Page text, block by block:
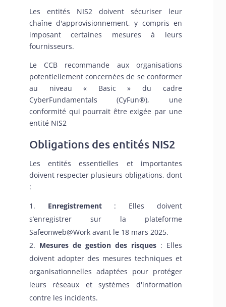
Les entités NIS2 doivent sécuriser leur
chaîne d'approvisionnement, y compris en
imposant certaines mesures à leurs
fournisseurs.
Le CCB recommande aux organisations
potentiellement concernées de se conformer
au niveau « Basic » du cadre
CyberFundamentals (CyFun®), une
conformité qui pourrait être exigée par une
entité NIS2
Obligations des entités NIS2
Les entités essentielles et importantes
doivent respecter plusieurs obligations, dont
:
Enregistrement: Elles doivent
s’enregistrer sur la plateforme
Safeonweb@Work avant le 18 mars 2025.
Mesures de gestion des risques: Elles
doivent adopter des mesures techniques et
organisationnelles adaptées pour protéger
leurs réseaux et systèmes d'information
contre les incidents.